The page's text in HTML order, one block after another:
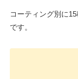
コーティング別に
です。